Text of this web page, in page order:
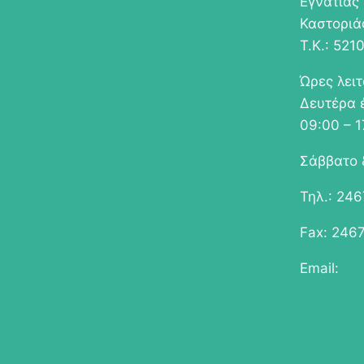
να
σελίδα
του
Τ.Κ.:
Ώρες
Δευτέρα
09:00 –
Σάββατο
Τηλ.:
Fax:
Email: